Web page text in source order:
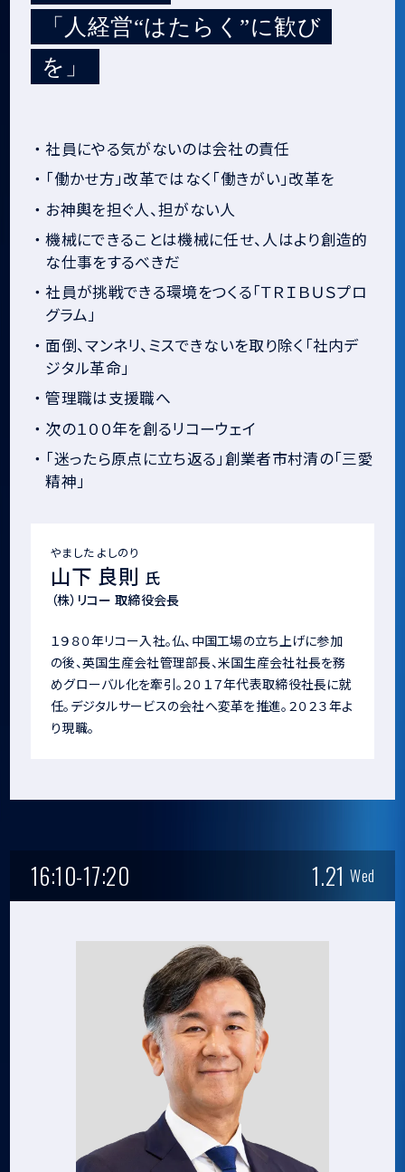
「人経営“はたらく”に歓び
を」
・ 社員にやる気がないのは会社の責任
・ 「働かせ方」改革ではなく「働きがい」改革を
・ お神輿を担ぐ人、担がない人
・ 機械にできることは機械に任せ、人はより創造的
な仕事をするべきだ
・ 社員が挑戦できる環境をつくる「ＴＲＩＢＵＳプロ
グラム」
・ 面倒、マンネリ、ミスできないを取り除く「社内デ
ジタル革命」
・ 管理職は支援職へ
・ 次の１００年を創るリコーウェイ
・ 「迷ったら原点に立ち返る」創業者市村清の「三愛
精神」
山下 良則
やました よしのり
氏
（株）リコー 取締役会長
１９８０年リコー入社。仏、中国工場の立ち上げに参加
の後、英国生産会社管理部長、米国生産会社社長を務
めグローバル化を牽引。２０１７年代表取締役社長に就
任。デジタルサービスの会社へ変革を推進。２０２３年よ
り現職。
16:10-17:20 1.21 Wed